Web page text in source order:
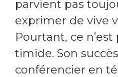
parvient pas
exprimer de vive
Pourtant, ce
timide. Son
conférencier en